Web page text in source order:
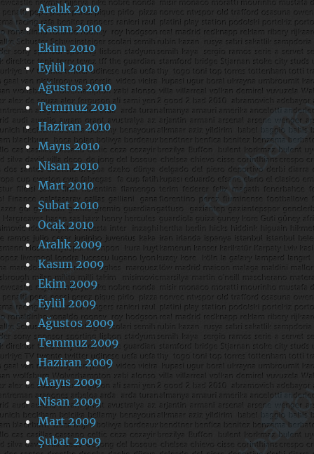
Aralık 2010
Kasım 2010
Ekim 2010
Eylül 2010
Ağustos 2010
Temmuz 2010
Haziran 2010
Mayıs 2010
Nisan 2010
Mart 2010
Şubat 2010
Ocak 2010
Aralık 2009
Kasım 2009
Ekim 2009
Eylül 2009
Ağustos 2009
Temmuz 2009
Haziran 2009
Mayıs 2009
Nisan 2009
Mart 2009
Şubat 2009